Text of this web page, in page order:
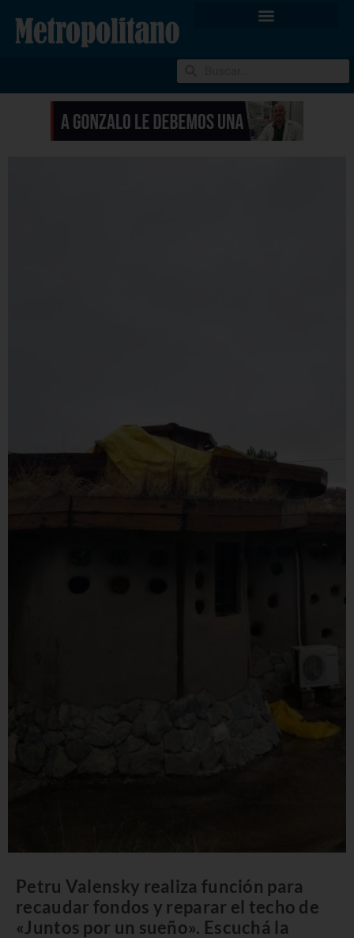
Petru Valensky realiza función para
recaudar fondos y reparar el techo de
«Juntos por un sueño». Escuchá la